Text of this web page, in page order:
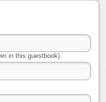
in this guestbook)